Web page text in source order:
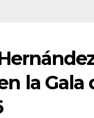
la Gala